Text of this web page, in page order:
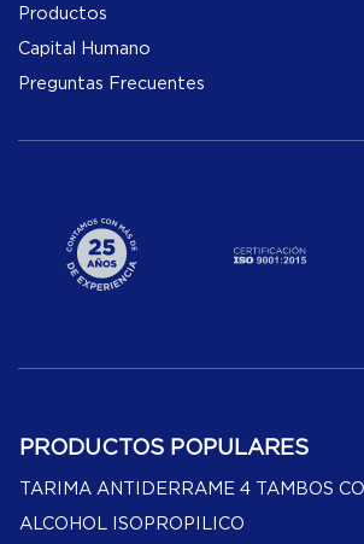
Productos
Capital Humano
Preguntas Frecuentes
PRODUCTOS POPULARES
TARIMA ANTIDERRAME 4 TAMBOS
ALCOHOL ISOPROPILICO